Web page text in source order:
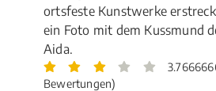
ortsfeste Kunstwerke
ein Foto mit dem Kussmund
Aida.
Bewertungen)